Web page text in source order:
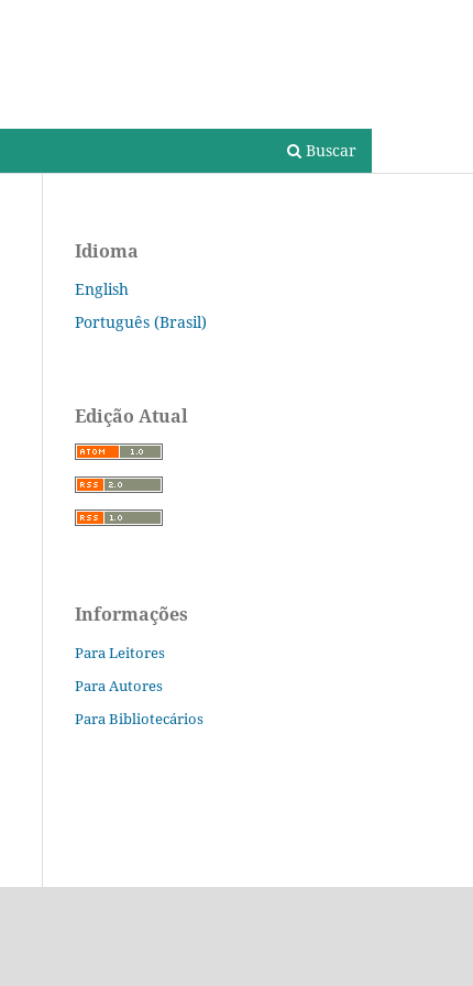
Buscar
Idioma
English
Português (Brasil)
Edição Atual
Informações
Para Leitores
Para Autores
Para Bibliotecários